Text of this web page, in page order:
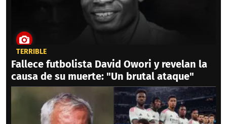
TERRIBLE
Fallece futbolista David Owori y revelan la
causa de su muerte: "Un brutal ataque"